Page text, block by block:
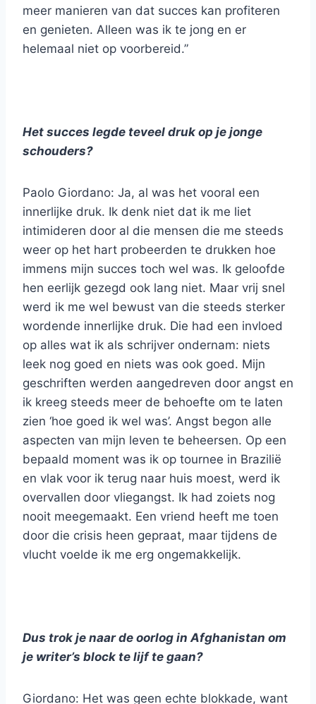
meer manieren van dat succes kan profiteren
en genieten. Alleen was ik te jong en er
helemaal niet op voorbereid.”
Het succes legde teveel druk op je jonge
schouders?
Paolo Giordano: Ja, al was het vooral een
innerlijke druk. Ik denk niet dat ik me liet
intimideren door al die mensen die me steeds
weer op het hart probeerden te drukken hoe
immens mijn succes toch wel was. Ik geloofde
hen eerlijk gezegd ook lang niet. Maar vrij snel
werd ik me wel bewust van die steeds sterker
wordende innerlijke druk. Die had een invloed
op alles wat ik als schrijver ondernam: niets
leek nog goed en niets was ook goed. Mijn
geschriften werden aangedreven door angst en
ik kreeg steeds meer de behoefte om te laten
zien ‘hoe goed ik wel was’. Angst begon alle
aspecten van mijn leven te beheersen. Op een
bepaald moment was ik op tournee in Brazilië
en vlak voor ik terug naar huis moest, werd ik
overvallen door vliegangst. Ik had zoiets nog
nooit meegemaakt. Een vriend heeft me toen
door die crisis heen gepraat, maar tijdens de
vlucht voelde ik me erg ongemakkelijk.
Dus trok je naar de oorlog in Afghanistan om
je writer’s block te lijf te gaan?
Giordano: Het was geen echte blokkade, want